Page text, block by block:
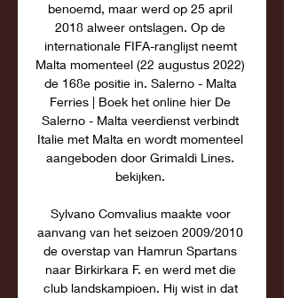
benoemd, maar werd op 25 april
2018 alweer ontslagen. Op de
internationale FIFA-ranglijst neemt
Malta momenteel (22 augustus 2022)
de 168e positie in. Salerno - Malta
Ferries | Boek het online hier De
Salerno - Malta veerdienst verbindt
Italie met Malta en wordt momenteel
aangeboden door Grimaldi Lines.
bekijken.
Sylvano Comvalius maakte voor
aanvang van het seizoen 2009/2010
de overstap van Hamrun Spartans
naar Birkirkara F. en werd met die
club landskampioen. Hij wist in dat